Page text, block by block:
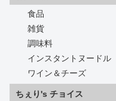
食品
雑貨
調味料
インスタントヌードル
ワイン＆チーズ
ちぇり's チョイス